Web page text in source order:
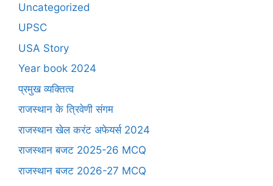
Uncategorized
UPSC
USA Story
Year book 2024
प्रमुख व्यक्तित्व
राजस्थान के त्रिवेणी संगम
राजस्थान खेल करंट अफेयर्स 2024
राजस्थान बजट 2025-26 MCQ
राजस्थान बजट 2026-27 MCQ